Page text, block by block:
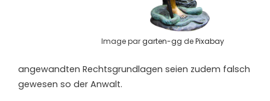
Image pargarten-gg dePixabay
angewandten Rechtsgrundlagen seien zudem falsch
gewesen so der Anwalt.